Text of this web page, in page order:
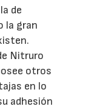
de
la gran
Nitruro
otros
en lo
adhesión